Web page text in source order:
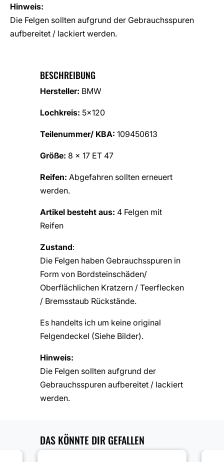
Hinweis:
Die Felgen sollten aufgrund der Gebrauchsspuren
aufbereitet / lackiert werden.
BESCHREIBUNG
Hersteller: BMW
Lochkreis: 5×120
Teilenummer/ KBA: 109450613
Größe: 8 x 17 ET 47
Reifen: Abgefahren sollten erneuert
werden.
Artikel besteht aus: 4 Felgen mit
Reifen
Zustand:
Die Felgen haben Gebrauchsspuren in
Form von Bordsteinschäden/
Oberflächlichen Kratzern / Teerflecken
/ Bremsstaub Rückstände.
Es handelts ich um keine original
Felgendeckel (Siehe Bilder).
Hinweis:
Die Felgen sollten aufgrund der
Gebrauchsspuren aufbereitet / lackiert
werden.
DAS KÖNNTE DIR GEFALLEN